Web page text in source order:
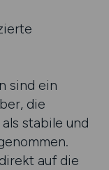
sind ein
die
stabile und
auf die